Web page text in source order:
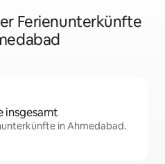
Ferienunterkünfte
insgesamt
in Ahmedabad.